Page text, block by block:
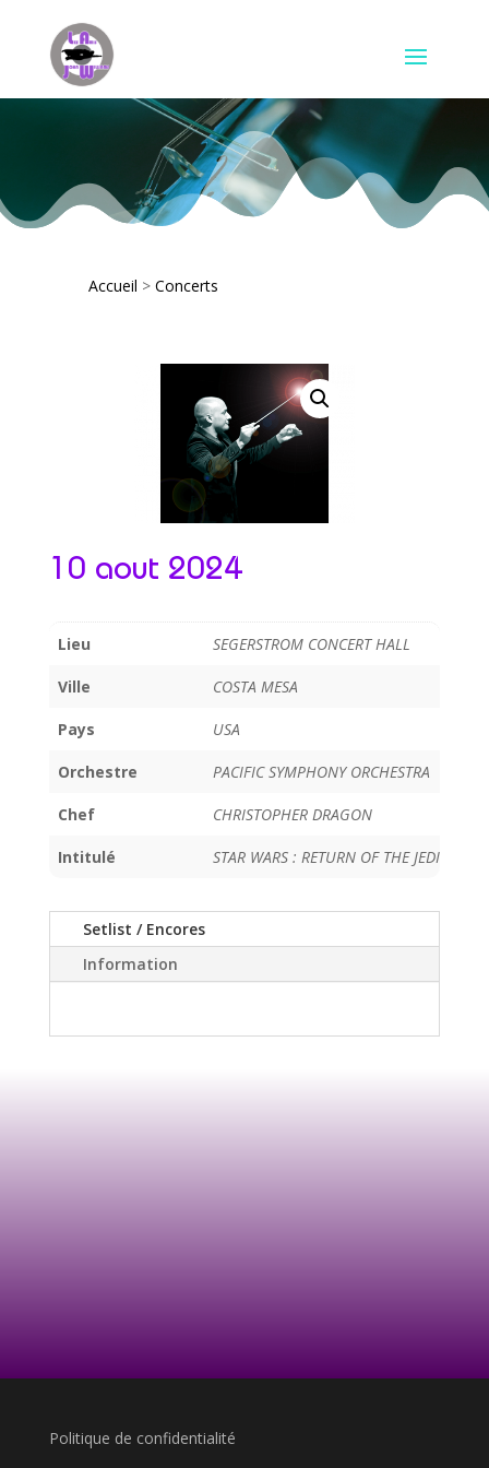
Accueil > Concerts
10 aout 2024
Lieu SEGERSTROM CONCERT HALL
Ville COSTA MESA
Pays USA
Orchestre PACIFIC SYMPHONY ORCHESTRA
Chef CHRISTOPHER DRAGON
Intitulé STAR WARS : RETURN OF THE JEDI
Setlist / Encores
Information
Politique de confidentialité